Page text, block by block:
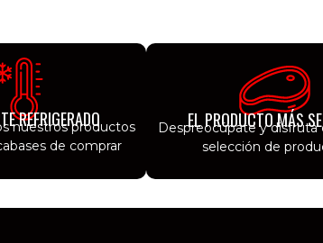
REFRIGERADO
nuestros productos
de comprar
EL PRODUCTO MÁS
Despreocúpate y disfruta
selección de